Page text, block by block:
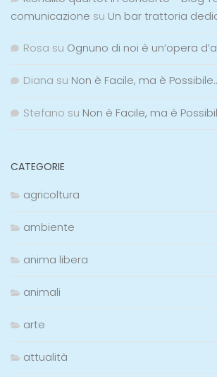
comunicazione su Un bar trattoria
Rosa su Ognuno di noi è un’opera
Diana su Non è Facile, ma è
Stefano su Non è Facile, ma è
CATEGORIE
agricoltura
ambiente
anima libera
animali
arte
attualità